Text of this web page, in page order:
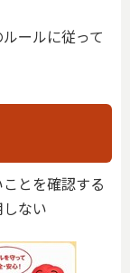
ールに従って
とを確認する
ない